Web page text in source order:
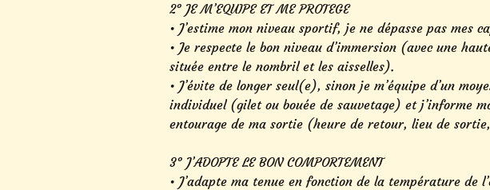
2° JE M’EQUIPE ET ME PROTEGE
• J’estime mon niveau sportif, je ne dépasse pas mes
• Je respecte le bon niveau d’immersion (avec une
située entre le nombril et les aisselles).
• J’évite de longer seul(e), sinon je m’équipe d’un
individuel (gilet ou bouée de sauvetage) et j’informe
entourage de ma sortie (heure de retour, lieu de
3° J’ADOPTE LE BON COMPORTEMENT
• J’adapte ma tenue en fonction de la température de